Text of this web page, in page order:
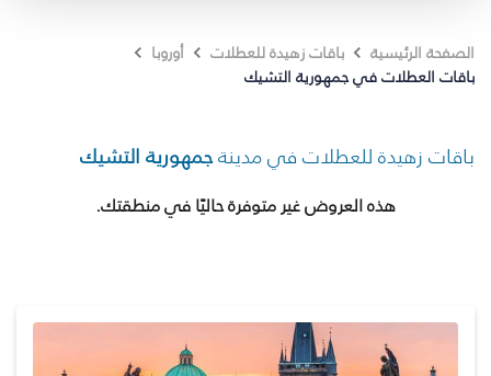
الصفحة الرئيسية باقات زهيدة للعطلات
أوروبا
باقات العطلات في جمهورية التشيك
باقات زهيدة للعطلات في مدينةجمهورية التشيك
هذه العروض غير متوفرة حاليًا في منطقتك.